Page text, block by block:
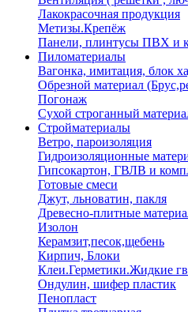
Лакокрасочная продукция
Метизы.Крепёж
Панели, плинтусы ПВХ и
Пиломатериалы
Вагонка, имитация, блок
Обрезной материал
Погонаж
Сухой строганный
Стройматериалы
Ветро, пароизоляция
Гидроизоляционные
Гипсокартон, ГВЛВ и
Готовые смеси
Джут, льноватин, пакля
Древесно-плитные
Изолон
Керамзит,песок,щебень
Кирпич, Блоки
Клеи.Герметики.Жидкие
Ондулин, шифер пластик
Пенопласт